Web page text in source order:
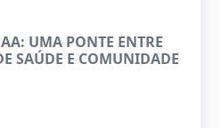
UMA PONTE ENTRE
SAÚDE E COMUNIDADE